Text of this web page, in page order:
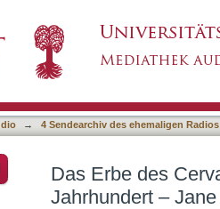
Europäische
2002/03
→ 4 Sendearchiv des ehemaligen
Das Erbe des
Jahrhundert –